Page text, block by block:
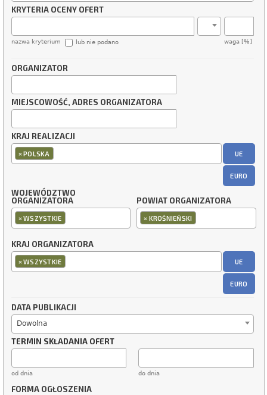
KRYTERIA OCENY OFERT
nazwa kryterium waga [%]
lub nie podano
ORGANIZATOR
MIEJSCOWOŚĆ, ADRES ORGANIZATORA
KRAJ REALIZACJI
×POLSKA UE
EURO
WOJEWÓDZTWO
ORGANIZATORA
×WSZYSTKIE
POWIAT ORGANIZATORA
× KROŚNIEŃSKI
KRAJ ORGANIZATORA
×WSZYSTKIE UE
EURO
DATA PUBLIKACJI
Dowolna
TERMIN SKŁADANIA OFERT
od dnia do dnia
FORMA OGŁOSZENIA